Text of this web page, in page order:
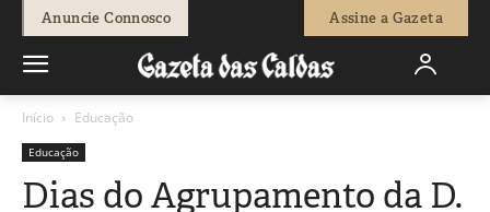
Anuncie Connosco Assine a Gazeta
Início Educação
Educação
Dias do Agrupamento da D.